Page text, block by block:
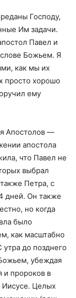
Господу,
Им задачи.
Павел и
Божьем. Я
как мы их
просто хорошо
ему
Апостолов —
апостола
что Павел не
выбрал
Петра, с
дней. Он также
но когда
было
как масштабно
до позднего
убеждая
и пророков в
Иисусе. Целых